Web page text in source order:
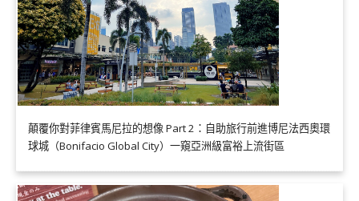
顛覆你對菲律賓馬尼拉的想像 Part 2：自助旅行前進博尼法西奧環
球城（Bonifacio Global City）一窺亞洲級富裕上流街區